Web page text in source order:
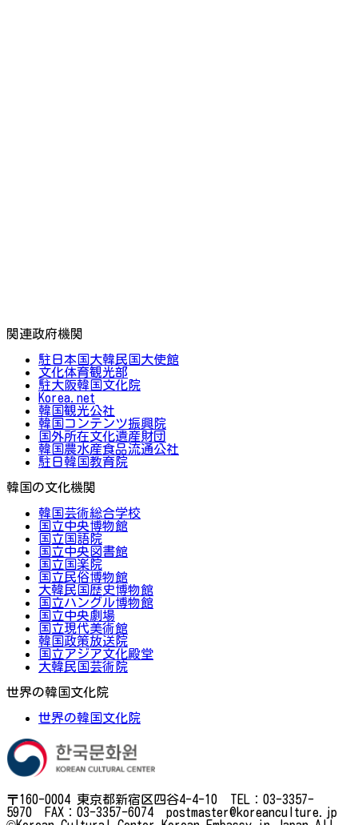
関連政府機関
駐日本国大韓民国大使館
文化体育観光部
駐大阪韓国文化院
Korea.net
韓国観光公社
韓国コンテンツ振興院
国外所在文化遺産財団
韓国農水産食品流通公社
駐日韓国教育院
韓国の文化機関
韓国芸術総合学校
国立中央博物館
国立国語院
国立中央図書館
国立国楽院
国立民俗博物館
大韓民国歴史博物館
国立ハングル博物館
国立中央劇場
国立現代美術館
韓国政策放送院
国立アジア文化殿堂
大韓民国芸術院
世界の韓国文化院
世界の韓国文化院
〒160-0004 東京都新宿区四谷4-4-10 TEL：03-3357-
5970 FAX：03-3357-6074 postmaster@koreanculture.jp